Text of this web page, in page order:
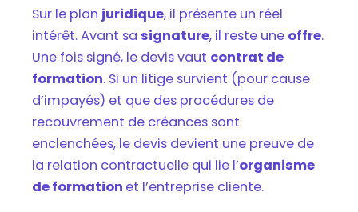
Sur le plan juridique, il présente un réel
intérêt. Avant sa signature, il reste une offre.
Une fois signé, le devis vaut contrat de
formation. Si un litige survient (pour cause
d’impayés) et que des procédures de
recouvrement de créances sont
enclenchées, le devis devient une preuve de
la relation contractuelle qui lie l’organisme
de formation et l’entreprise cliente.